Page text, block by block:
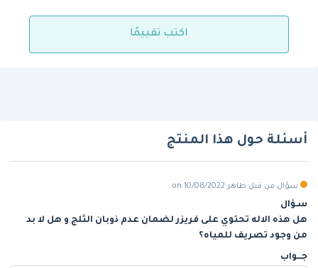
اكتب تقييمًا
أسئلة حول هذا المنتج
سؤال من قبل طاهر on 10/08/2022
سـؤال
هل هذه الاله تحتوي على فريزر لضمان عدم ذوبان الثلج و هل لا بد
من وجود تصريف للمياه؟
جـــواب